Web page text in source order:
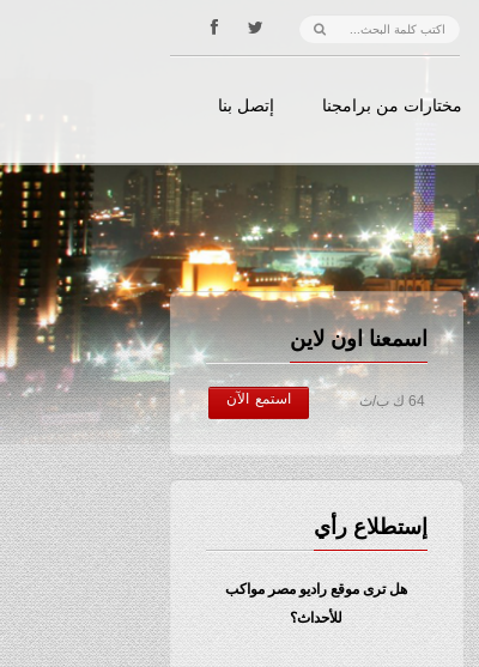
مختارات من برامجنا إتصل بنا
اسمعنا اون لاين
64 ك ب/ث استمع الآن
إستطلاع رأي
هل ترى موقع راديو مصر مواكب
للأحداث؟